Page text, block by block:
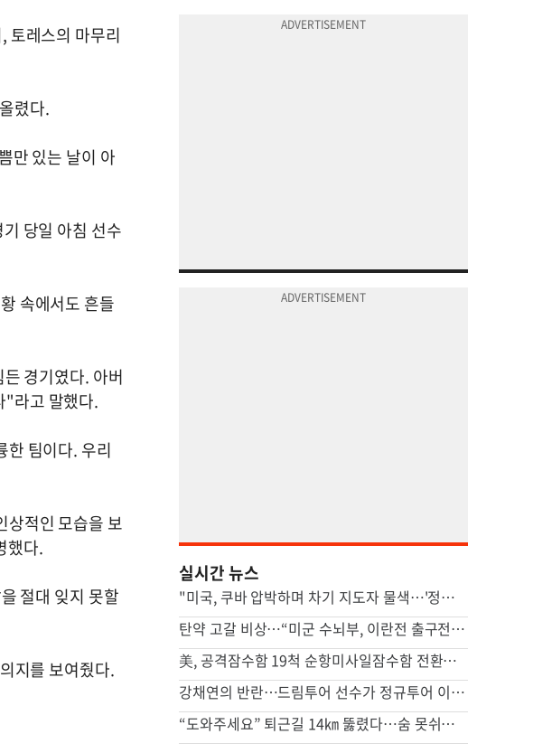
토레스의 마무리
렸다.
만 있는 날이 아
당일 아침 선수
속에서도 흔들
경기였다. 아버
"라고 말했다.
한 팀이다. 우리
상적인 모습을 보
했다.
절대 잊지 못할
지를 보여줬다.
실시간 뉴스
"미국, 쿠바 압박하며 차기 지도자 물색…'정권 개조' 타진"
탄약 고갈 비상…“미군 수뇌부, 이란전 출구전략 모색중”
美, 공격잠수함 19척 순항미사일잠수함 전환…中 견제 강화
강채연의 반란…드림투어 선수가 정규투어 이틀째 선두
“도와주세요” 퇴근길 14㎞ 뚫렸다…숨 못쉬던 아기 살린 기적